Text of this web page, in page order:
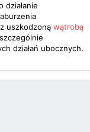
działanie
uszkodzoną wątrobą
działań ubocznych.